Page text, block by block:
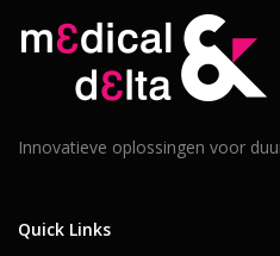
Innovatieve oplossingen voor
Quick Links